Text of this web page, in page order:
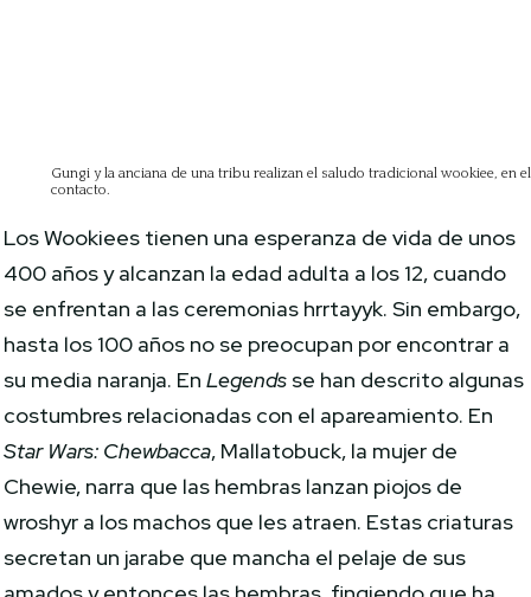
Gungi y la anciana de una tribu realizan el saludo tradicional wookiee, en
contacto.
Los Wookiees tienen una esperanza de vida de unos
400 años y alcanzan la edad adulta a los 12, cuando
se enfrentan a las ceremonias hrrtayyk. Sin embargo,
hasta los 100 años no se preocupan por encontrar a
su media naranja. EnLegends se han descrito algunas
costumbres relacionadas con el apareamiento. En
Star Wars: Chewbacca, Mallatobuck, la mujer de
Chewie, narra que las hembras lanzan piojos de
wroshyr a los machos que les atraen. Estas criaturas
secretan un jarabe que mancha el pelaje de sus